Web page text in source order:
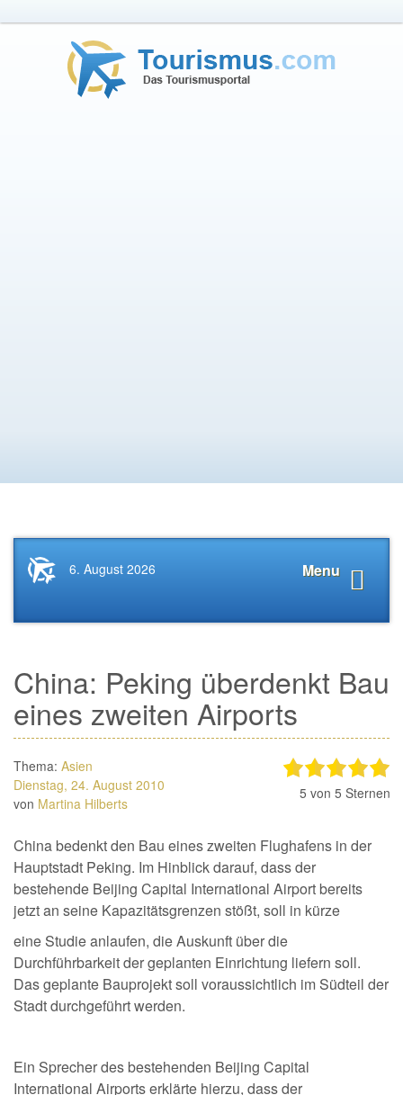
Startseite
News.Tourismus.com
Menu
6. August 2026
China: Peking überdenkt Bau
eines zweiten Airports
Thema: Asien
Dienstag, 24. August 2010
von Martina Hilberts
5 von 5 Sternen
China bedenkt den Bau eines zweiten Flughafens in der
Hauptstadt Peking. Im Hinblick darauf, dass der
bestehende Beijing Capital International Airport bereits
jetzt an seine Kapazitätsgrenzen stößt, soll in kürze
eine Studie anlaufen, die Auskunft über die
Durchführbarkeit der geplanten Einrichtung liefern soll.
Das geplante Bauprojekt soll voraussichtlich im Südteil der
Stadt durchgeführt werden.
Ein Sprecher des bestehenden Beijing Capital
International Airports erklärte hierzu, dass der